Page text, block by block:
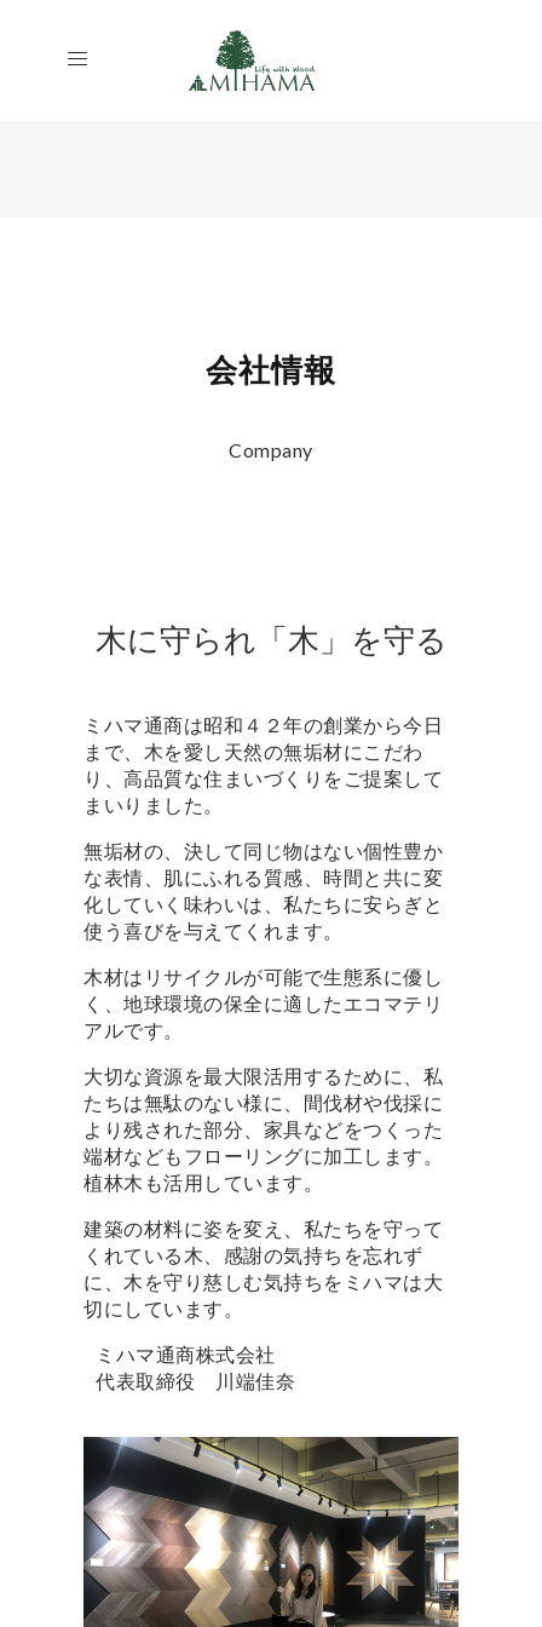
会社情報
Company
木に守られ「木」を守る
ミハマ通商は昭和４２年の創業から今日
まで、木を愛し天然の無垢材にこだわ
り、高品質な住まいづくりをご提案して
まいりました。
無垢材の、決して同じ物はない個性豊か
な表情、肌にふれる質感、時間と共に変
化していく味わいは、私たちに安らぎと
使う喜びを与えてくれます。
木材はリサイクルが可能で生態系に優し
く、地球環境の保全に適したエコマテリ
アルです。
大切な資源を最大限活用するために、私
たちは無駄のない様に、間伐材や伐採に
より残された部分、家具などをつくった
端材などもフローリングに加工します。
植林木も活用しています。
建築の材料に姿を変え、私たちを守って
くれている木、感謝の気持ちを忘れず
に、木を守り慈しむ気持ちをミハマは大
切にしています。
ミハマ通商株式会社
代表取締役 川端佳奈